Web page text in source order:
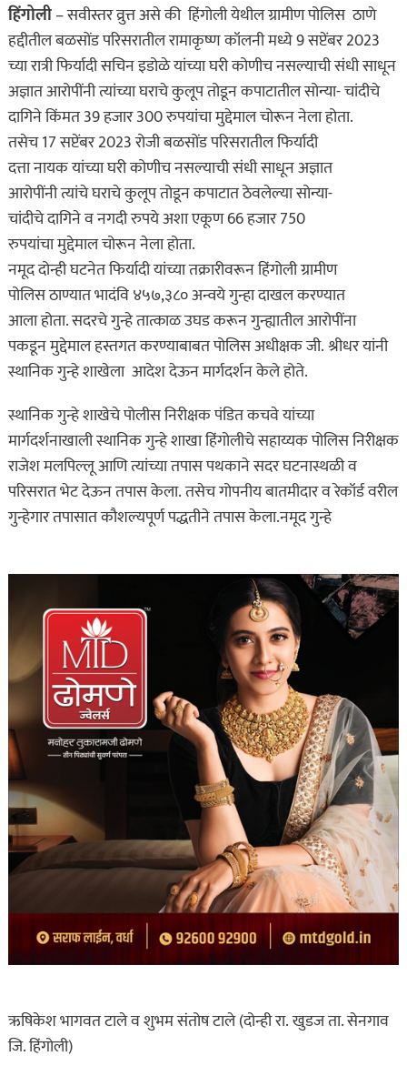
हिंगोली– सवीस्तर व्रुत्त असे की हिंगोली येथील ग्रामीण पोलिस ठाणे
हद्दीतील बळसोंड परिसरातील रामाकृष्ण कॉलनी मध्ये 9 सप्टेंबर 2023
च्या रात्री फिर्यादी सचिन इडोळे यांच्या घरी कोणीच नसल्याची संधी साधून
अज्ञात आरोपींनी त्यांच्या घराचे कुलूप तोडून कपाटातील सोन्या- चांदीचे
दागिने किंमत 39 हजार 300 रुपयांचा मुद्देमाल चोरून नेला होता.
तसेच 17 सप्टेंबर 2023 रोजी बळसोंड परिसरातील फिर्यादी
दत्ता नायक यांच्या घरी कोणीच नसल्याची संधी साधून अज्ञात
आरोपींनी त्यांचे घराचे कुलूप तोडून कपाटात ठेवलेल्या सोन्या-
चांदीचे दागिने व नगदी रुपये अशा एकूण 66 हजार 750
रुपयांचा मुद्देमाल चोरून नेला होता.
नमूद दोन्ही घटनेत फिर्यादी यांच्या तक्रारीवरून हिंगोली ग्रामीण
पोलिस ठाण्यात भादंवि ४५७,३८० अन्वये गुन्हा दाखल करण्यात
आला होता. सदरचे गुन्हे तात्काळ उघड करून गुन्ह्यातील आरोपींना
पकडून मुद्देमाल हस्तगत करण्याबाबत पोलिस अधीक्षक जी. श्रीधर यांनी
स्थानिक गुन्हे शाखेला आदेश देऊन मार्गदर्शन केले होते.
स्थानिक गुन्हे शाखेचे पोलीस निरीक्षक पंडित कचवे यांच्या
मार्गदर्शनाखाली स्थानिक गुन्हे शाखा हिंगोलीचे सहाय्यक पोलिस निरीक्षक
राजेश मलपिल्लू आणि त्यांच्या तपास पथकाने सदर घटनास्थळी व
परिसरात भेट देऊन तपास केला. तसेच गोपनीय बातमीदार व रेकॉर्ड वरील
गुन्हेगार तपासात कौशल्यपूर्ण पद्धतीने तपास केला.नमूद गुन्हे
ऋषिकेश भागवत टाले व शुभम संतोष टाले (दोन्ही रा. खुडज ता. सेनगाव
जि. हिंगोली)